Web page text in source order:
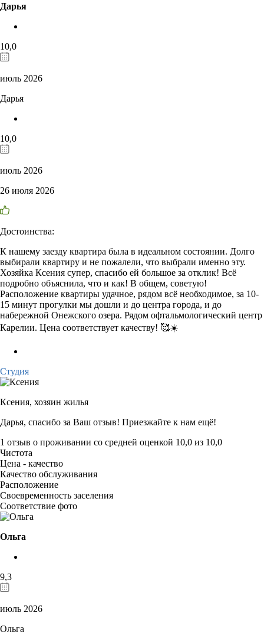
Дарья
10,0
июль 2026
Дарья
10,0
июль 2026
26 июля 2026
Достоинства:
К нашему заезду квартира была в идеальном состоянии. Долго
выбирали квартиру и не пожалели, что выбрали именно эту.
Хозяйка Ксения супер, спасибо ей большое за отклик! Всё
подробно объяснила, что и как! В общем, советую!
Расположение квартиры удачное, рядом всё необходимое, за 10-
15 минут прогулки мы дошли и до центра города, и до
набережной Онежского озера. Рядом офтальмологический центр
Карелии. Цена соответствует качеству! 🥰☀️
Студия
Ксения, хозяин жилья
Дарья, спасибо за Ваш отзыв! Приезжайте к нам ещё!
1 отзыв о проживании со средней оценкой 10,0 из 10,0
Чистота
Цена - качество
Качество обслуживания
Расположение
Своевременность заселения
Соответствие фото
Ольга
9,3
июль 2026
Ольга